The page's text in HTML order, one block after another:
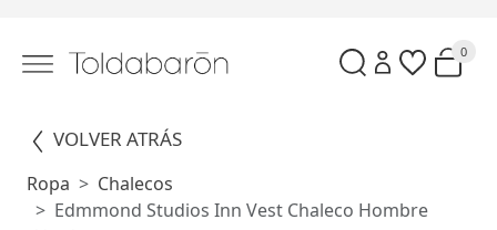
0
VOLVER ATRÁS
Ropa
Chalecos
Edmmond Studios Inn Vest Chaleco Hombre